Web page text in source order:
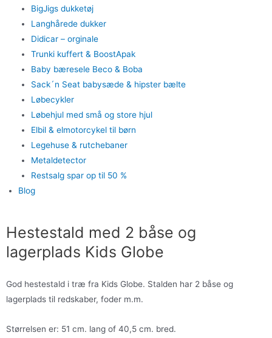
BigJigs dukketøj
Langhårede dukker
Didicar – orginale
Trunki kuffert & BoostApak
Baby bæresele Beco & Boba
Sack´n Seat babysæde & hipster bælte
Løbecykler
Løbehjul med små og store hjul
Elbil & elmotorcykel til børn
Legehuse & rutchebaner
Metaldetector
Restsalg spar op til 50 %
Blog
Hestestald med 2 båse og
lagerplads Kids Globe
God hestestald i træ fra Kids Globe. Stalden har 2 båse og
lagerplads til redskaber, foder m.m.
Størrelsen er: 51 cm. lang of 40,5 cm. bred.